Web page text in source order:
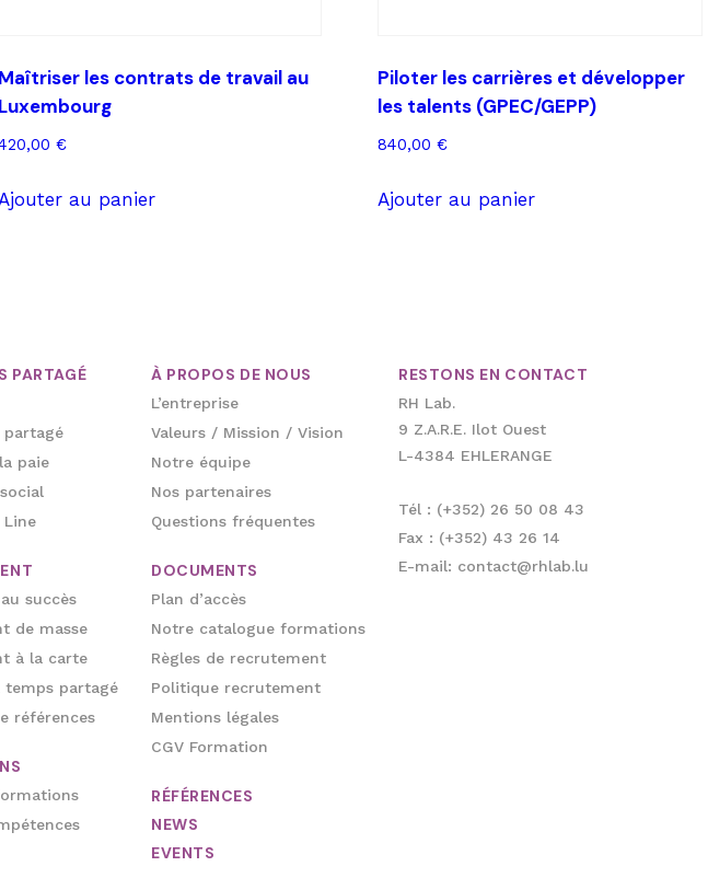
Maîtriser les contrats de travail au
Luxembourg
€
Ajouter au panier
Piloter les carrières et développer
les talents (GPEC/GEPP)
840,00€
Ajouter au panier
PARTAGÉ
partagé
paie
Line
succès
de masse
à la carte
temps partagé
références
À PROPOS DE NOUS
L’entreprise
Valeurs / Mission / Vision
Notre équipe
Nos partenaires
Questions fréquentes
DOCUMENTS
Plan d’accès
Notre catalogue formations
Règles de recrutement
Politique recrutement
Mentions légales
CGV Formation
RÉFÉRENCES
NEWS
EVENTS
RESTONS EN CONTACT
RH Lab.
9 Z.A.R.E. Ilot Ouest
L-4384 EHLERANGE
Tél : (+352) 26 50 08 43
Fax : (+352) 43 26 14
E-mail: contact@rhlab.lu